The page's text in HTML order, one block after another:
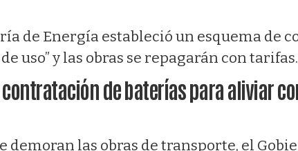
de Energía estableció un esquema de
uso” y las obras se repagarán con tarifas.
de baterías para aliviar
demoran las obras de transporte, el